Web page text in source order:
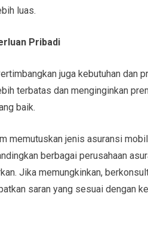
luas.
Pribadi
juga kebutuhan dan
terbatas dan menginginkan
baik.
memutuskan jenis asuransi
berbagai perusahaan
Jika memungkinkan,
saran yang sesuai dengan